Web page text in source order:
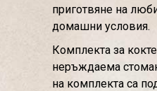
приготвяне на
домашни условия.
Комплекта за
неръждаема
на комплекта са